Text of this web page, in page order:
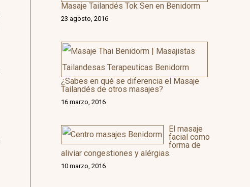
Masaje Tailandés Tok Sen en Benidorm
23 agosto, 2016
¿Sabes en qué se diferencia el Masaje
Tailandés de otros masajes?
16 marzo, 2016
El masaje
facial como
forma de
aliviar congestiones y alérgias.
10 marzo, 2016